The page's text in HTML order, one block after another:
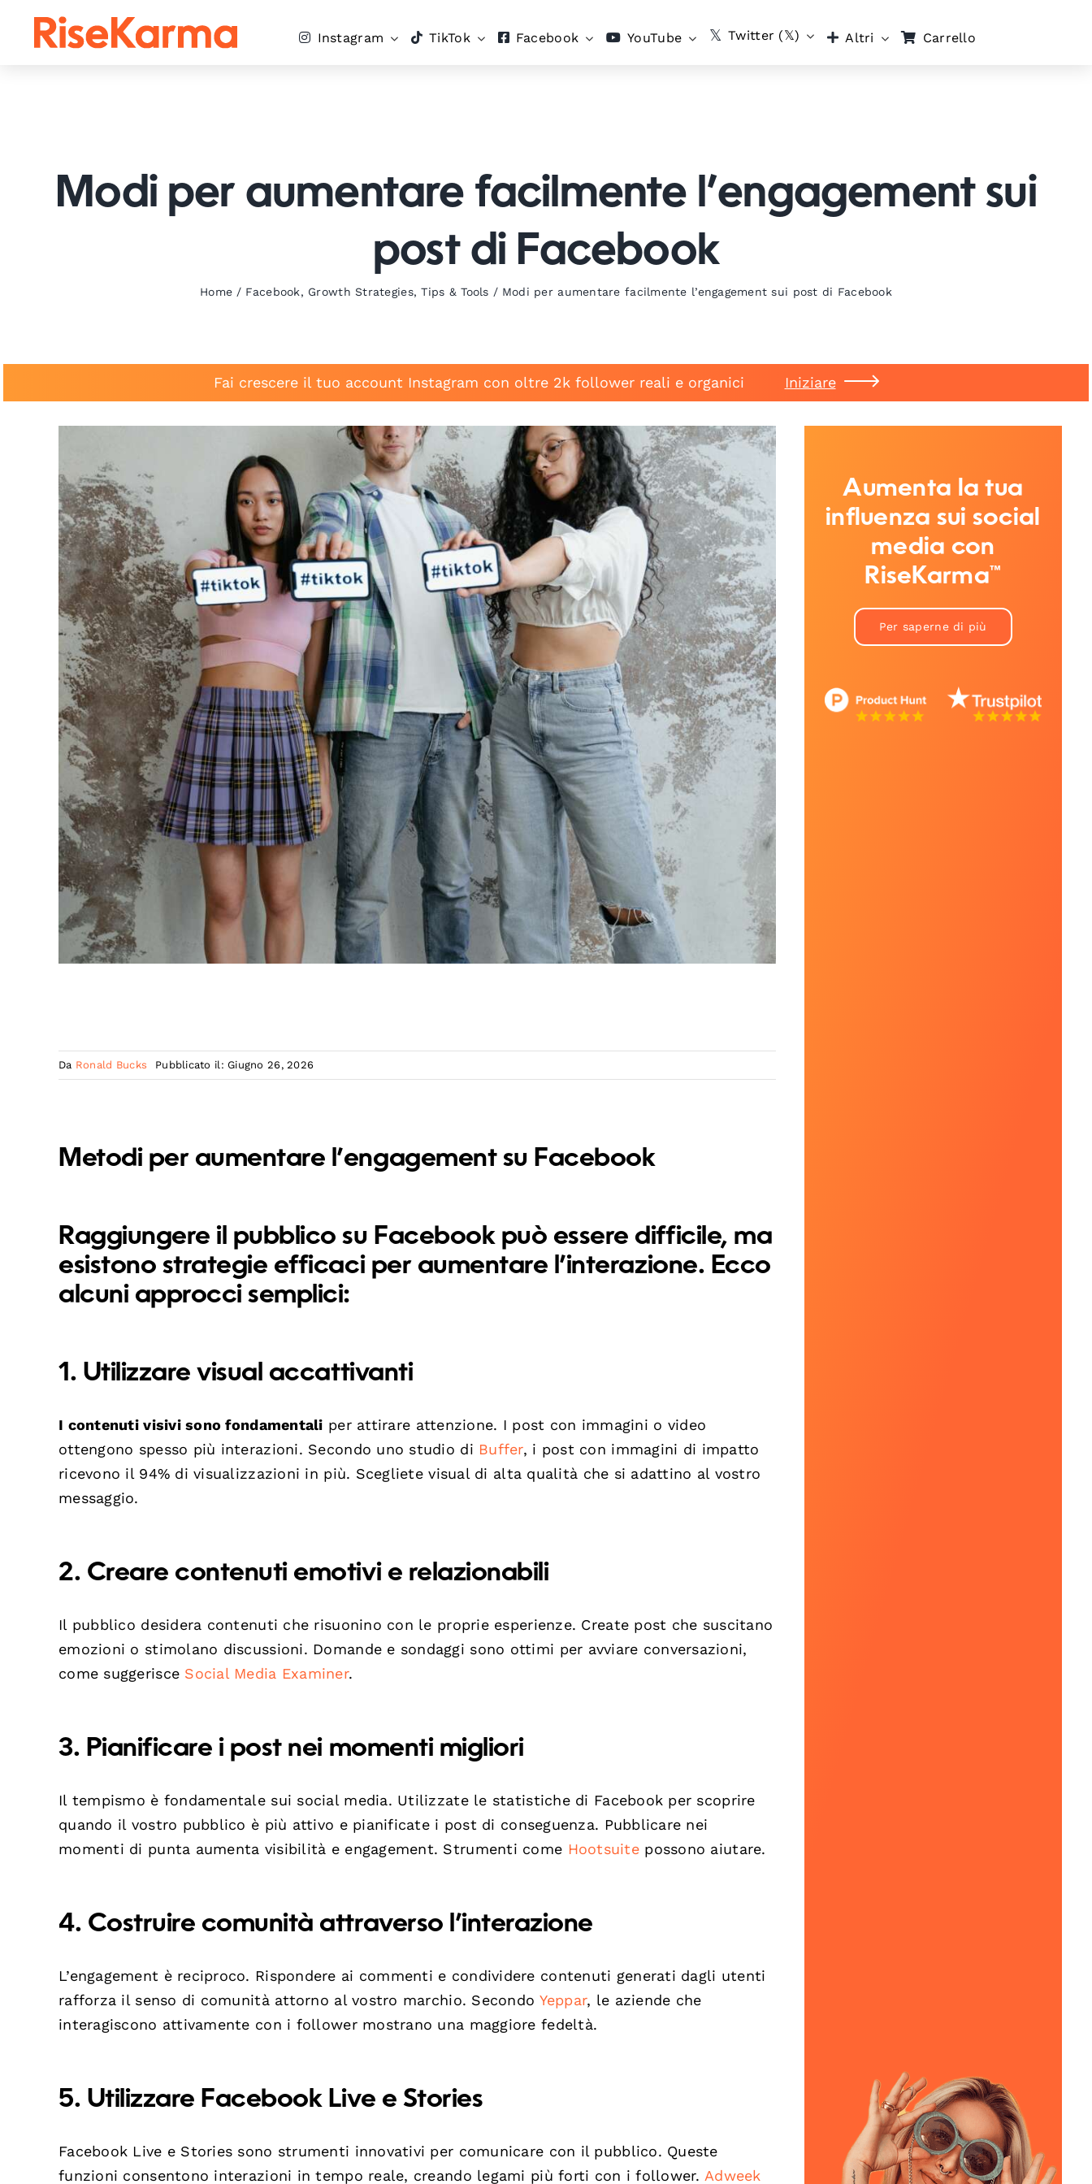
Instagram TikTok Facebook YouTube Twitter (𝕏) Altri Carrello
Modi per aumentare facilmente l’engagement sui
post di Facebook
Home / Facebook, Growth Strategies,Tips & Tools / Modi per aumentare facilmente l’engagement sui post di Facebook
Fai crescere il tuo account Instagram con oltre 2k follower reali e organici Iniziare
Da Ronald Bucks Pubblicato il: Giugno 26, 2026
Metodi per aumentare l’engagement su Facebook
Raggiungere il pubblico su Facebook può essere difficile, ma
esistono strategie efficaci per aumentare l’interazione. Ecco
alcuni approcci semplici:
1. Utilizzare visual accattivanti
I contenuti visivi sono fondamentali per attirare attenzione. I post con immagini o video
ottengono spesso più interazioni. Secondo uno studio di Buffer, i post con immagini di impatto
ricevono il 94% di visualizzazioni in più. Scegliete visual di alta qualità che si adattino al vostro
messaggio.
2. Creare contenuti emotivi e relazionabili
Il pubblico desidera contenuti che risuonino con le proprie esperienze. Create post che suscitano
emozioni o stimolano discussioni. Domande e sondaggi sono ottimi per avviare conversazioni,
come suggerisce Social Media Examiner.
3. Pianificare i post nei momenti migliori
Il tempismo è fondamentale sui social media. Utilizzate le statistiche di Facebook per scoprire
quando il vostro pubblico è più attivo e pianificate i post di conseguenza. Pubblicare nei
momenti di punta aumenta visibilità e engagement. Strumenti come Hootsuite possono aiutare.
4. Costruire comunità attraverso l’interazione
L’engagement è reciproco. Rispondere ai commenti e condividere contenuti generati dagli utenti
rafforza il senso di comunità attorno al vostro marchio. Secondo Yeppar, le aziende che
interagiscono attivamente con i follower mostrano una maggiore fedeltà.
5. Utilizzare Facebook Live e Stories
Facebook Live e Stories sono strumenti innovativi per comunicare con il pubblico. Queste
funzioni consentono interazioni in tempo reale, creando legami più forti con i follower. Adweek
Aumenta la tua
influenza sui social
media con
RiseKarma™
Per saperne di più